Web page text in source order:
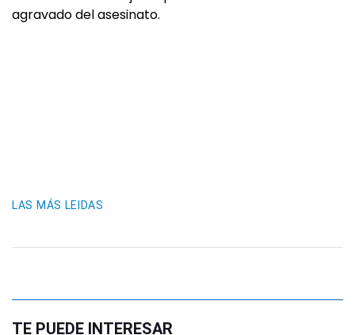
agravado del asesinato.
LAS MÁS LEIDAS
TE PUEDE INTERESAR